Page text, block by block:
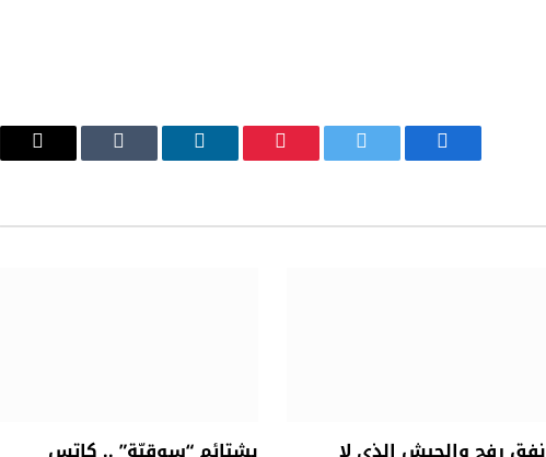
فيسبوك تويتر بينتيريست لينكدإن Tumblr
البريد